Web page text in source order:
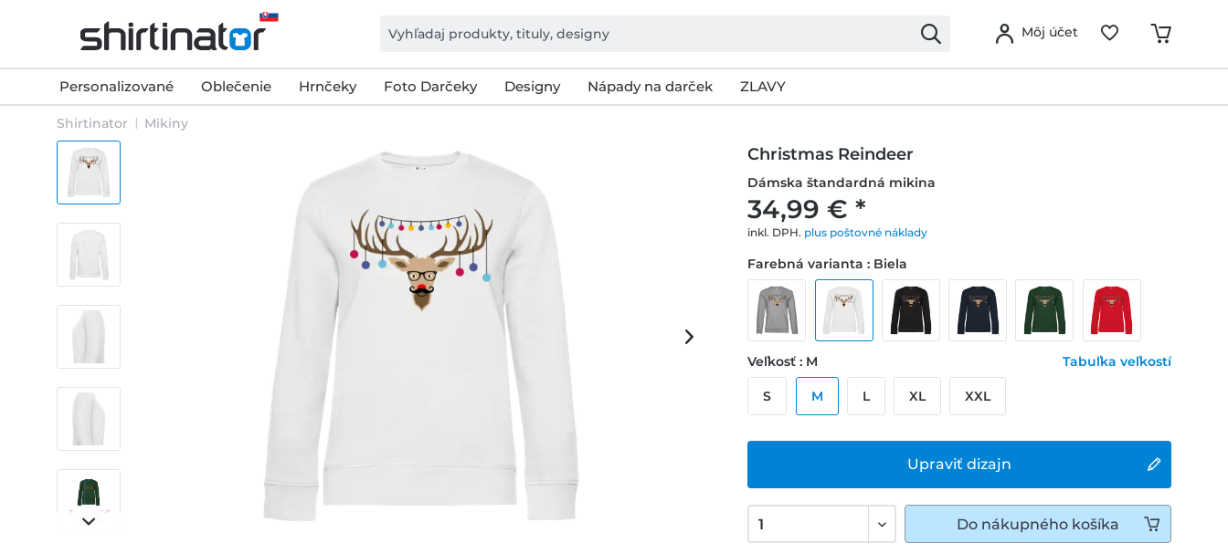
Môj účet
Personalizované Oblečenie Hrnčeky Foto Darčeky Designy Nápady na darček ZLAVY
Shirtinator Mikiny
Christmas Reindeer
Dámska štandardná mikina
34,99 € *
inkl. DPH. plus poštovné náklady
Upraviť dizajn
Farebná varianta : Biela
Veľkosť : M Tabuľka veľkostí
S M L XL XXL
Do nákupného košíka